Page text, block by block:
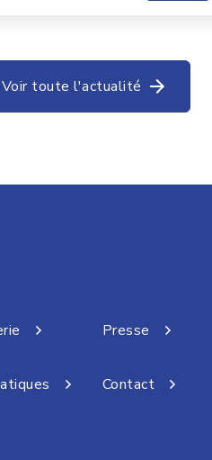
Voir toute l'actualité
Presse
Contact